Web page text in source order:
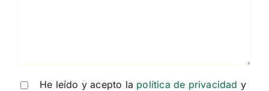
He leído y acepto la política de privacidad y